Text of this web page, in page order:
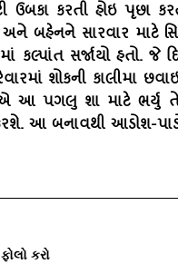
ઉબકા કરતી હોઇ પૃછા
બહેનને સારવાર માટે
કલ્‍પાંત સર્જાયો હતો. જે
શોકની કાલીમા
આ પગલુ શા માટે ભર્યુ
કરશે. આ બનાવથી આડોશ-
કરો